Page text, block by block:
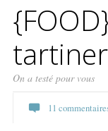
On a testé pour vous
11